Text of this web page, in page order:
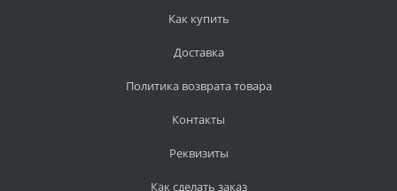
Как купить
Доставка
Политика возврата товара
Контакты
Реквизиты
Как сделать заказ